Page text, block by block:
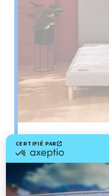
Sommier
PENCIL
Le plus : soutien